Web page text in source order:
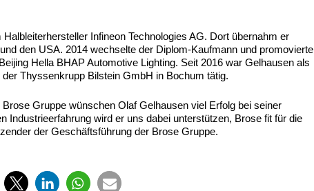
Infineon Technologies AG. Dort übernahm er
den USA. 2014 wechselte der Diplom-Kaufmann und promovierte
Hella BHAP Automotive Lighting. Seit 2016 war Gelhausen als
Thyssenkrupp Bilstein GmbH in Bochum tätig.
Gruppe wünschen Olaf Gelhausen viel Erfolg bei seiner
Industrieerfahrung wird er uns dabei unterstützen, Brose fit für die
der Geschäftsführung der Brose Gruppe.